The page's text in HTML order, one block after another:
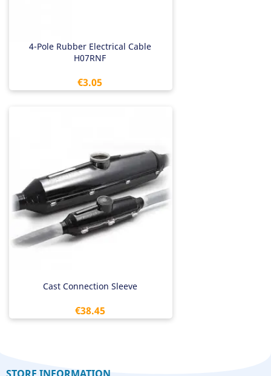
4-Pole Rubber Electrical Cable
H07RNF
Price
€3.05
Cast Connection Sleeve
Price
€38.45